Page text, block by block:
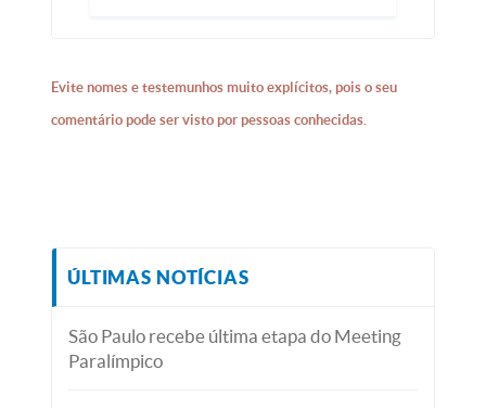
Evite nomes e testemunhos muito explícitos, pois o seu
comentário pode ser visto por pessoas conhecidas.
ÚLTIMAS NOTÍCIAS
São Paulo recebe última etapa do Meeting
Paralímpico